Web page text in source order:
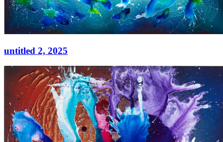
untitled 2, 2025
untitled 2,2025
Acryl auf Leinwand
130 × 300 cm